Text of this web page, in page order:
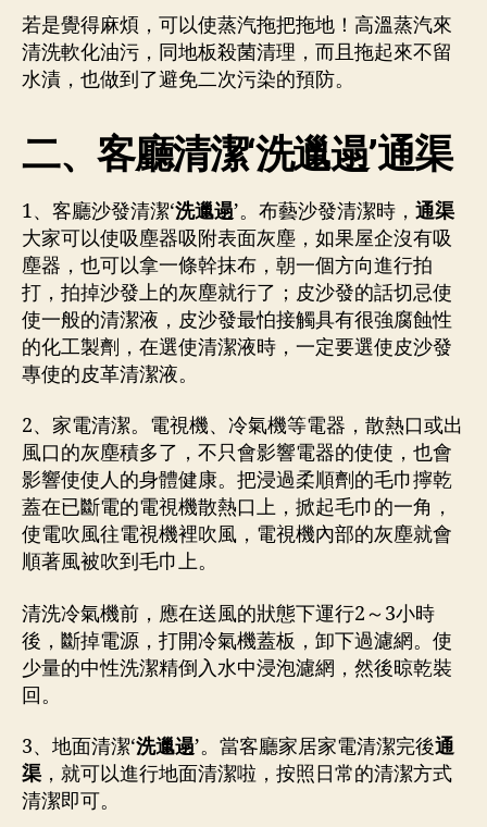
若是覺得麻煩，可以使蒸汽拖把拖地！高溫蒸汽來
清洗軟化油污，同地板殺菌清理，而且拖起來不留
水漬，也做到了避免二次污染的預防。
二、客廳清潔‘洗邋遢’通渠
1、客廳沙發清潔‘洗邋遢’。布藝沙發清潔時， 通渠
大家可以使吸塵器吸附表面灰塵，如果屋企沒有吸
塵器，也可以拿一條幹抹布，朝一個方向進行拍
打，拍掉沙發上的灰塵就行了；皮沙發的話切忌使
使一般的清潔液，皮沙發最怕接觸具有很強腐蝕性
的化工製劑，在選使清潔液時，一定要選使皮沙發
專使的皮革清潔液。
2、家電清潔。電視機、冷氣機等電器，散熱口或出
風口的灰塵積多了，不只會影響電器的使使，也會
影響使使人的身體健康。把浸過柔順劑的毛巾擰乾
蓋在已斷電的電視機散熱口上，掀起毛巾的一角，
使電吹風往電視機裡吹風，電視機內部的灰塵就會
順著風被吹到毛巾上。
清洗冷氣機前，應在送風的狀態下運行2～3小時
後，斷掉電源，打開冷氣機蓋板，卸下過濾網。使
少量的中性洗潔精倒入水中浸泡濾網，然後晾乾裝
回。
3、地面清潔‘洗邋遢’。當客廳家居家電清潔完後通
渠 ，就可以進行地面清潔啦，按照日常的清潔方式
清潔即可。